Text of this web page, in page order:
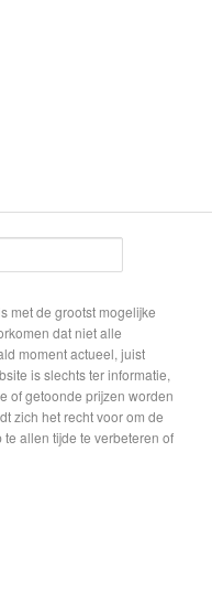
met de grootst mogelijke
dat niet alle
moment actueel, juist
is slechts ter informatie,
of getoonde prijzen worden
zich het recht voor om de
allen tijde te verbeteren of